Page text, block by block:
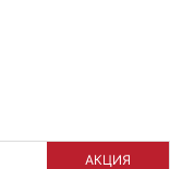
АКЦИЯ